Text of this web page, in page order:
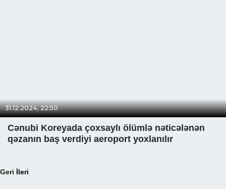
31.12.2024, 22:50
Cənubi Koreyada çoxsaylı ölümlə nəticələnən
qəzanın baş verdiyi aeroport yoxlanılır
Geri İleri